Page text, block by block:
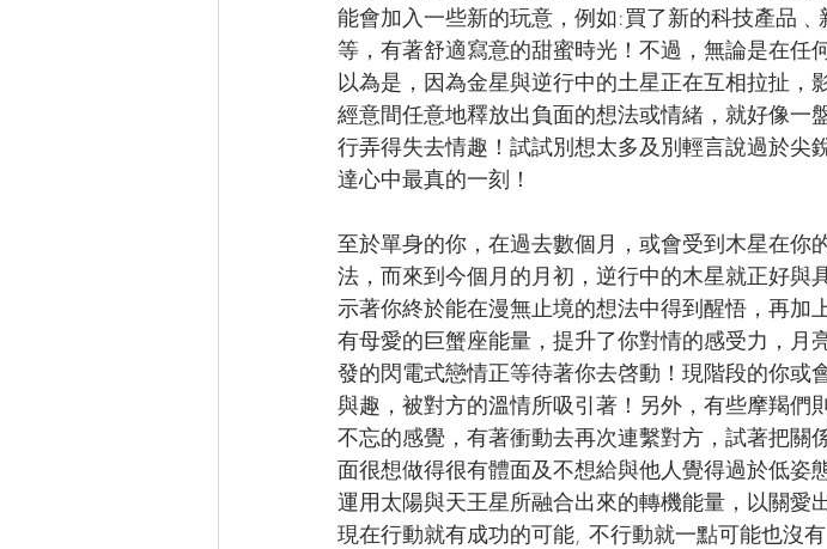
能會加入一些新的玩意，例如:買了新的科技產品
等，有著舒適寫意的甜蜜時光！不過，無論是在任
以為是，因為金星與逆行中的土星正在互相拉扯，
經意間任意地釋放出負面的想法或情緒，就好像一
行弄得失去情趣！試試別想太多及別輕言說過於尖
達心中最真的一刻！
至於單身的你，在過去數個月，或會受到木星在你
法，而來到今個月的月初，逆行中的木星就正好與
示著你終於能在漫無止境的想法中得到醒悟，再加
有母愛的巨蟹座能量，提升了你對情的感受力，月
發的閃電式戀情正等待著你去啓動！現階段的你或
與趣，被對方的溫情所吸引著！另外，有些摩羯們
不忘的感覺，有著衝動去再次連繫對方，試著把關
面很想做得很有體面及不想給與他人覺得過於低姿
運用太陽與天王星所融合出來的轉機能量，以關愛
現在行動就有成功的可能, 不行動就一點可能也沒有